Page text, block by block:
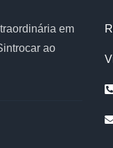
em
ao